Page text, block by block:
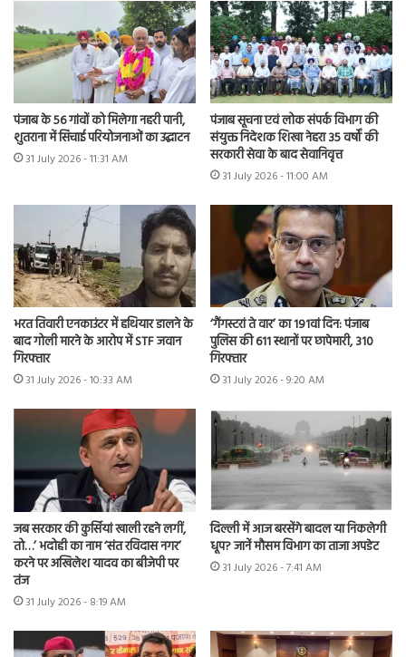
पंजाब के 56 गांवों को मिलेगा नहरी पानी,
शुतराना में सिंचाई परियोजनाओं का उद्घाटन
31 July 2026 - 11:31 AM
पंजाब सूचना एवं लोक संपर्क विभाग की
संयुक्त निदेशक शिखा नेहरा 35 वर्षों की
सरकारी सेवा के बाद सेवानिवृत्त
31 July 2026 - 11:00 AM
भरत तिवारी एनकाउंटर में हथियार डालने के
बाद गोली मारने के आरोप में STF जवान
गिरफ्तार
31 July 2026 - 10:33 AM
‘गैंगस्टरां ते वार’ का 191वां दिन: पंजाब
पुलिस की 611 स्थानों पर छापेमारी, 310
गिरफ्तार
31 July 2026 - 9:20 AM
जब सरकार की कुर्सियां खाली रहने लगीं,
तो…’ भदोही का नाम ‘संत रविदास नगर’
करने पर अखिलेश यादव का बीजेपी पर
तंज
31 July 2026 - 8:19 AM
दिल्ली में आज बरसेंगे बादल या निकलेगी
धूप? जानें मौसम विभाग का ताजा अपडेट
31 July 2026 - 7:41 AM